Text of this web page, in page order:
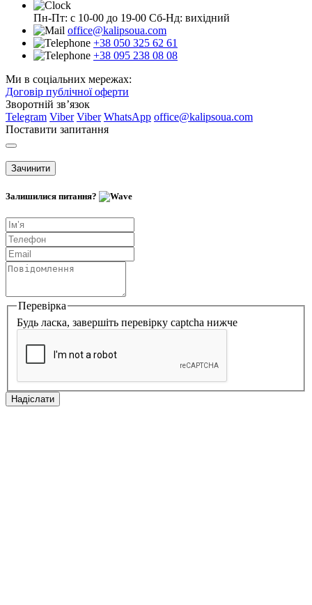
Пн-Пт: с 10-00 до 19-00 Сб-Нд: вихідний
office@kalipsoua.com
+38 050 325 62 61
+38 095 238 08 08
Ми в соціальних мережах:
Договір публічної оферти
Зворотній зв’язок
Telegram Viber Viber WhatsApp office@kalipsoua.com
Поставити запитання
Зачинити
Залишилися питання?
Перевірка
Будь ласка, завершіть перевірку captcha нижче
Надіслати